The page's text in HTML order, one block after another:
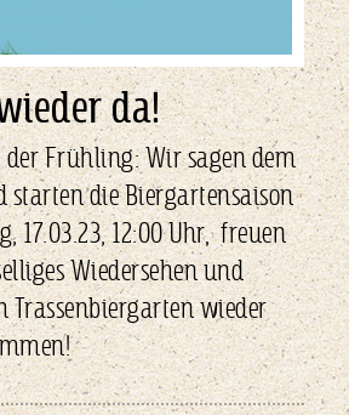
da!
der Frühling: Wir sagen dem
starten die Biergartensaison
17.03.23, 12:00Uhr,freuen
Wiedersehen und
Trassenbiergarten wieder